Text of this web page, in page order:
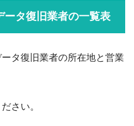
ータ復旧業者の一覧表
タ復旧業者の所在地と営業
さい。